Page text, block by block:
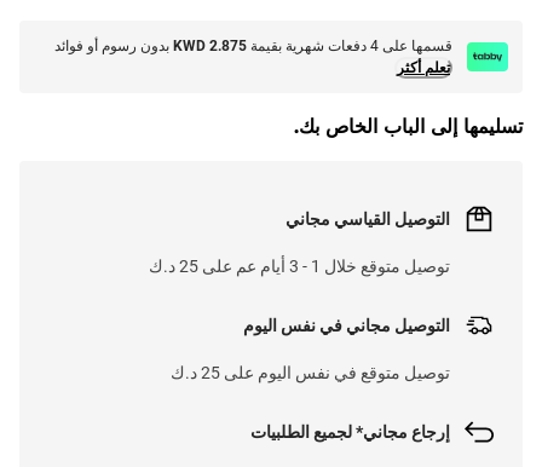
قسمها على 4 دفعات شهرية بقيمة KWD 2.875 بدون رسوم أو فوائد
تعلم أكثر
تسليمها إلى الباب الخاص بك.
التوصيل القياسي مجاني
توصيل متوقع خلال 1 - 3 أيام عم على 25 د.ك
التوصيل مجاني في نفس اليوم
توصيل متوقع في نفس اليوم على 25 د.ك
إرجاع مجاني* لجميع الطلبيات